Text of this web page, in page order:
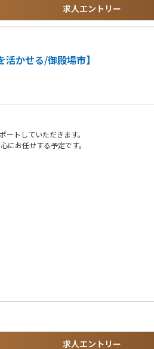
入社者も活躍しており、多様なバックグラ
策定から関与します。ITを活用した業務変
求人エントリー
かせる/御殿場市】
トしていただきます。
にお任せする予定です。
いった「攻めのIT」に深く関わることが
す。海外のカウンターパートと連携するグ
安としてTOEIC500～600点程度
格保有/SQLを用いたDBサポート経験/生産管
求人エントリー